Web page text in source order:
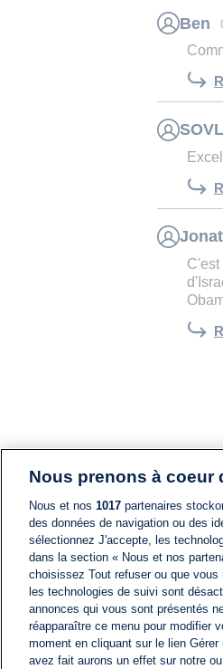
Ben
Nous prenons à coeur
Nous et nos 1017 partenaires
des données de navigation ou des
sélectionnez J'accepte, les
dans la section « Nous et nos
choisissez Tout refuser ou que
les technologies de suivi sont
annonces qui vous sont présentés
réapparaître ce menu pour modifier
moment en cliquant sur le lien
avez fait aurons un effet sur notre